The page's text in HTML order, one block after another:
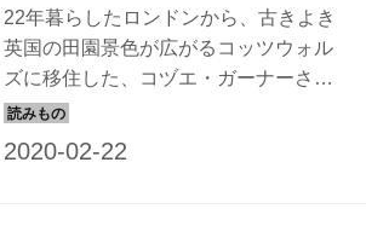
22年暮らしたロンドンから、古きよき
英国の田園景色が広がるコッツウォル
ズに移住した、コヅエ・ガーナーさ
ん。そんなコヅエさんからのお便りを
ご紹介。国中に張り巡らされ散歩道、